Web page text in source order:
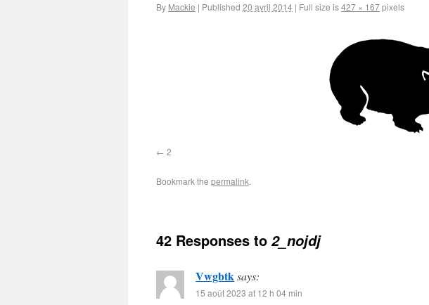
By Mackie | Published 20 avril 2014 | Full size is427 × 167pixels
2
Bookmark the permalink.
42 Responses to 2_nojdj
Vwgbtksays:
15 août 2023 at 12 h 04 min